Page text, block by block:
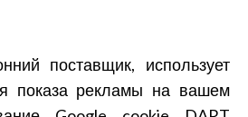
поставщик, использует
показа рекламы на вашем